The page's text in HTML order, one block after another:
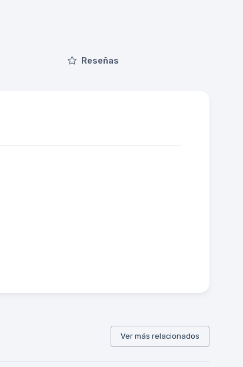
Reseñas
Ver más relacionados